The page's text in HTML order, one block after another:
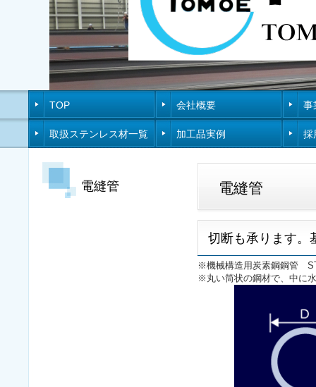
TOP 会社概要 事
取扱ステンレス材一覧 加工品実例 採
電縫管 電縫管
切断も承ります
※機械構造用炭素鋼鋼管
※丸い筒状の鋼材で、中に